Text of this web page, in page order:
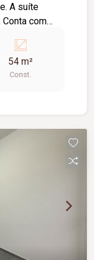
A suíte
com
02 vagas de
54 m²
Const.